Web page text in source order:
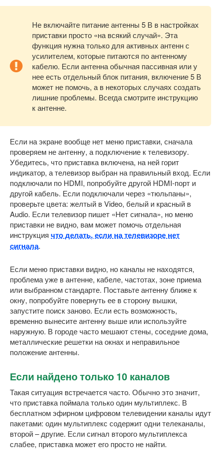
Не включайте питание антенны 5 В в настройках
приставки просто «на всякий случай». Эта
функция нужна только для активных антенн с
усилителем, которые питаются по антенному
кабелю. Если антенна обычная пассивная или у
нее есть отдельный блок питания, включение 5 В
может не помочь, а в некоторых случаях создать
лишние проблемы. Всегда смотрите инструкцию
к антенне.
Если на экране вообще нет меню приставки, сначала
проверяем не антенну, а подключение к телевизору.
Убедитесь, что приставка включена, на ней горит
индикатор, а телевизор выбран на правильный вход. Если
подключали по HDMI, попробуйте другой HDMI-порт и
другой кабель. Если подключали через «тюльпаны»,
проверьте цвета: желтый в Video, белый и красный в
Audio. Если телевизор пишет «Нет сигнала», но меню
приставки не видно, вам может помочь отдельная
инструкция что делать, если на телевизоре нет
сигнала.
Если меню приставки видно, но каналы не находятся,
проблема уже в антенне, кабеле, частотах, зоне приема
или выбранном стандарте. Поставьте антенну ближе к
окну, попробуйте повернуть ее в сторону вышки,
запустите поиск заново. Если есть возможность,
временно вынесите антенну выше или используйте
наружную. В городе часто мешают стены, соседние дома,
металлические решетки на окнах и неправильное
положение антенны.
Если найдено только 10 каналов
Такая ситуация встречается часто. Обычно это значит,
что приставка поймала только один мультиплекс. В
бесплатном эфирном цифровом телевидении каналы идут
пакетами: один мультиплекс содержит одни телеканалы,
второй – другие. Если сигнал второго мультиплекса
слабее, приставка может его просто не найти.